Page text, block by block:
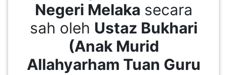
Negeri Melaka secara
sah oleh Ustaz Bukhari
(Anak Murid
Allahyarham Tuan Guru
PAHANG(13)
KELANTAN(22)